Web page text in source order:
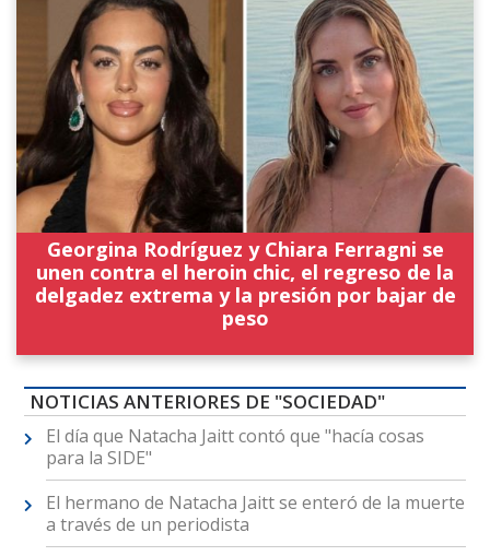
Georgina Rodríguez y Chiara Ferragni se
unen contra el heroin chic, el regreso de la
delgadez extrema y la presión por bajar de
peso
NOTICIAS ANTERIORES DE "SOCIEDAD"
El día que Natacha Jaitt contó que "hacía cosas
para la SIDE"
El hermano de Natacha Jaitt se enteró de la muerte
a través de un periodista